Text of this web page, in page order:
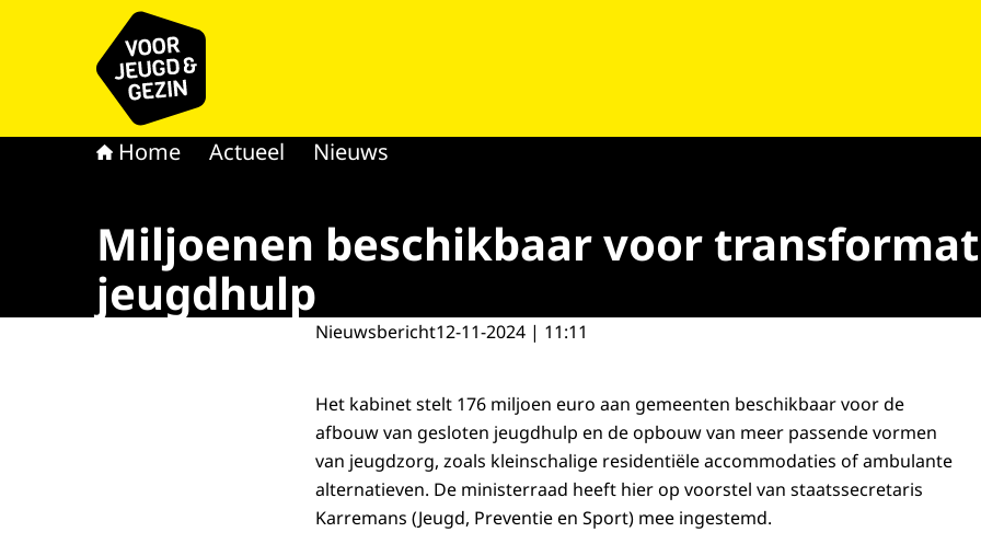
Naar de homepage van voor Jeugd & Gezin
Home Actueel Nieuws
Miljoenen beschikbaar voor
jeugdhulp
Nieuwsbericht12-11-2024 | 11:11
Het kabinet stelt 176 miljoen euro aan gemeenten beschikbaar voor de
afbouw van gesloten jeugdhulp en de opbouw van meer passende vormen
van jeugdzorg, zoals kleinschalige residentiële accommodaties of ambulante
alternatieven. De ministerraad heeft hier op voorstel van staatssecretaris
Karremans (Jeugd, Preventie en Sport) mee ingestemd.